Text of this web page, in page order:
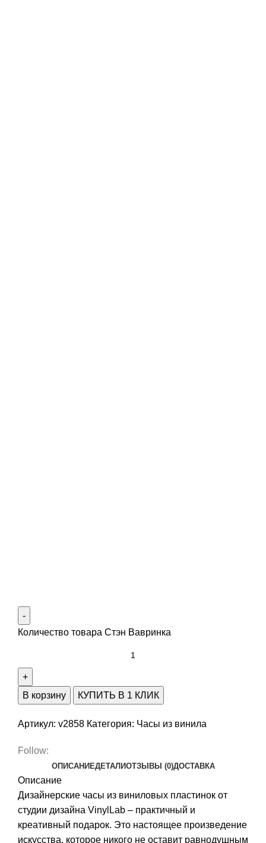
Количество товара Стэн Вавринка
В корзину КУПИТЬ В 1 КЛИК
Артикул: v2858 Категория: Часы из винила
Follow:
ОПИСАНИЕДЕТАЛИОТЗЫВЫ (0)ДОСТАВКА
Описание
Дизайнерские часы из виниловых пластинок от
студии дизайна VinylLab – практичный и
креативный подарок. Это настоящее произведение
искусства, которое никого не оставит равнодушным